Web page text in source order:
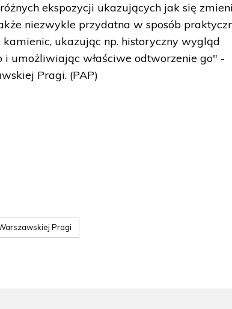
ekspozycji ukazujących jak się
niezwykle przydatna w sposób
ukazując np. historyczny wygląd
i umożliwiając właściwe odtworzenie go" -
Pragi. (PAP)
Pragi